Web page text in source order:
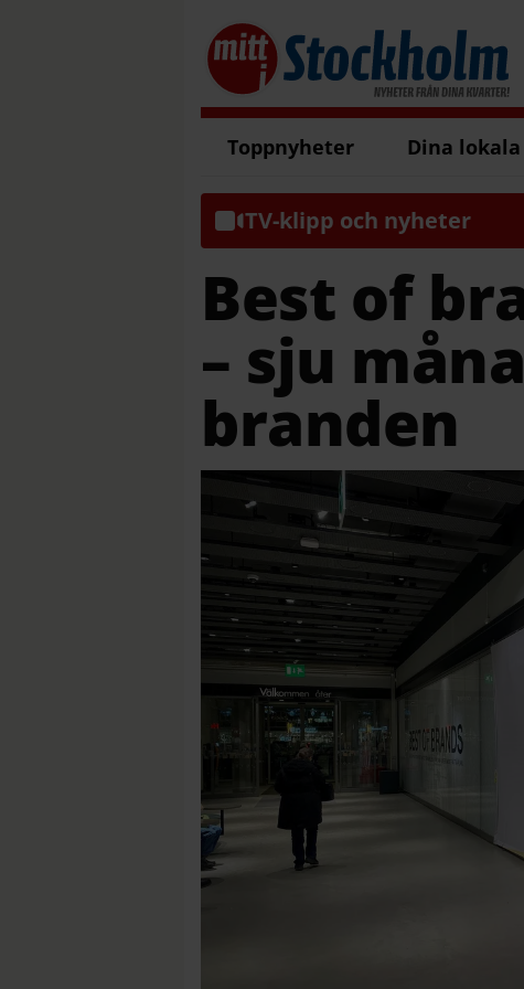
Toppnyheter Dina
TV-klipp och nyheter
Best of
– sju
branden